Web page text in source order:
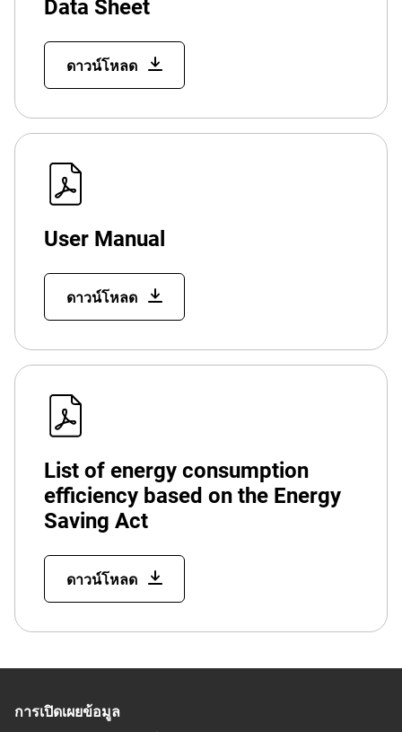
Data Sheet
ดาวน์โหลด
User Manual
ดาวน์โหลด
List of energy consumption
efficiency based on the Energy
Saving Act
ดาวน์โหลด
การเปิดเผยข้อมูล